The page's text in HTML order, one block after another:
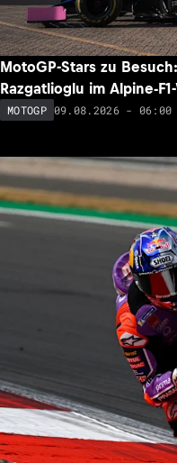
MotoGP-Stars zu
Razgatlioglu im Alpine-
MOTOGP 09.08.2026 - 06:00